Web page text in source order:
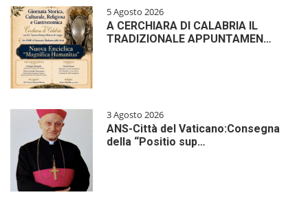
5 Agosto 2026
A CERCHIARA DI CALABRIA IL
TRADIZIONALE APPUNTAMEN…
3 Agosto 2026
ANS-Città del Vaticano:Consegna
della “Positio sup…